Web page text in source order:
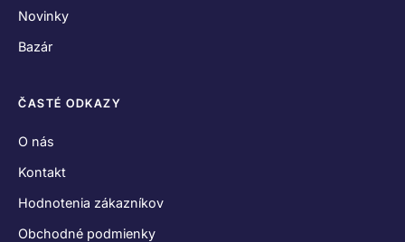
Novinky
Bazár
ČASTÉ ODKAZY
O nás
Kontakt
Hodnotenia zákazníkov
Obchodné podmienky